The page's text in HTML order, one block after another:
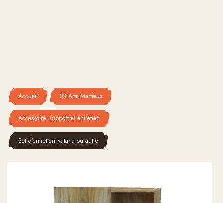
Accueil 03 Arts Martiaux
Accessoire, support et entretien
Set d’entretien Katana ou autre